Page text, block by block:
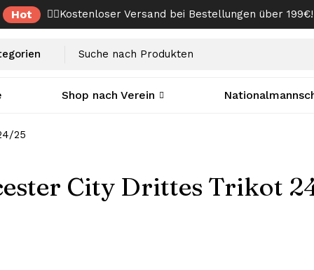
Hot ✌🏼Kostenloser Versand bei Bestellungen über 199€!
Shop nach Verein
25
City Drittes Trikot